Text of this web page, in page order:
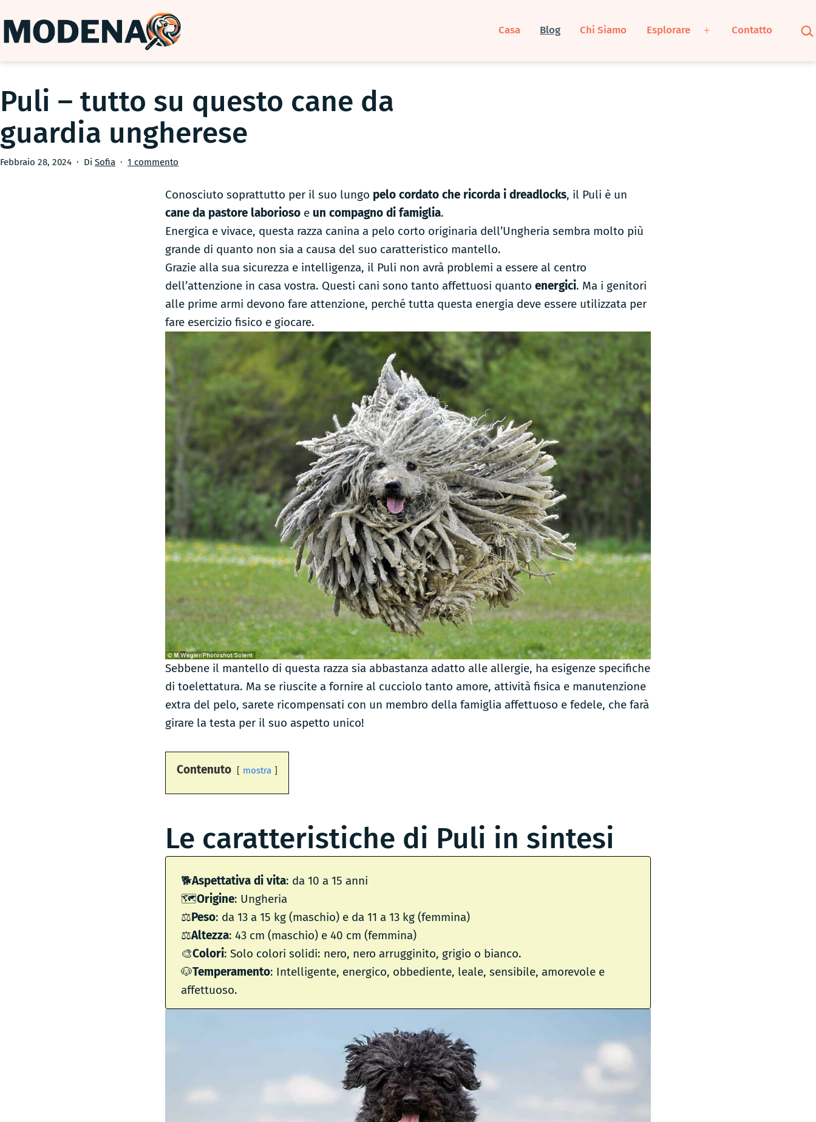
al
contenuto
ModenaDog
Casa Blog Chi Siamo Esplorare
Apri
Contatto
Puli – tutto su questo cane da
guardia ungherese
Pubblicato
Febbraio 28, 2024 Di Sofia 1 commento
–
tutto
su
questo
cane
da
ungherese
Conosciuto soprattutto per il suo lungo pelo cordato che ricorda i dreadlocks, il Puli è un
cane da pastore laborioso e un compagno di famiglia.
Energica e vivace, questa razza canina a pelo corto originaria dell’Ungheria sembra molto più
grande di quanto non sia a causa del suo caratteristico mantello.
Grazie alla sua sicurezza e intelligenza, il Puli non avrà problemi a essere al centro
dell’attenzione in casa vostra. Questi cani sono tanto affettuosi quanto energici. Ma i genitori
alle prime armi devono fare attenzione, perché tutta questa energia deve essere utilizzata per
fare esercizio fisico e giocare.
Sebbene il mantello di questa razza sia abbastanza adatto alle allergie, ha esigenze specifiche
di toelettatura. Ma se riuscite a fornire al cucciolo tanto amore, attività fisica e manutenzione
extra del pelo, sarete ricompensati con un membro della famiglia affettuoso e fedele, che farà
girare la testa per il suo aspetto unico!
Contenuto mostra
Le caratteristiche di Puli in sintesi
🐕Aspettativa di vita: da 10 a 15 anni
🗺Origine: Ungheria
⚖️Peso: da 13 a 15 kg (maschio) e da 11 a 13 kg (femmina)
⚖️Altezza: 43 cm (maschio) e 40 cm (femmina)
🎨Colori: Solo colori solidi: nero, nero arrugginito, grigio o bianco.
🐶Temperamento: Intelligente, energico, obbediente, leale, sensibile, amorevole e
affettuoso.